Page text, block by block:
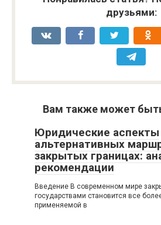
друзьями:
Вам также может
Юридические аспекты
альтернативных
закрытых границах:
рекомендации
Введение В современном мире
государствами становится все
применяемой в